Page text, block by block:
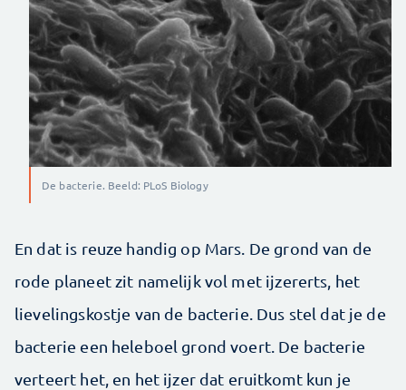
De bacterie. Beeld: PLoS Biology
En dat is reuze handig op Mars. De grond van de
rode planeet zit namelijk vol met ijzererts, het
lievelingskostje van de bacterie. Dus stel dat je de
bacterie een heleboel grond voert. De bacterie
verteert het, en het ijzer dat eruitkomt kun je